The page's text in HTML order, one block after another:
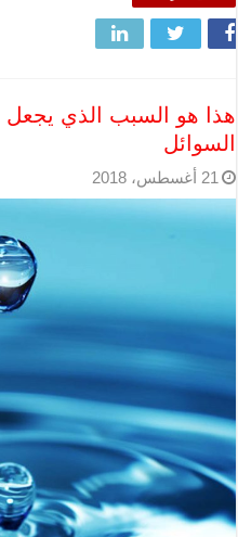
هذا هو السبب الذي يجعل
السوائل
21 أغسطس، 2018